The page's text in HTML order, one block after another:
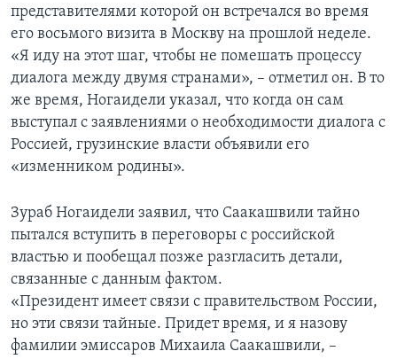
представителями которой он встречался во время
его восьмого визита в Москву на прошлой неделе.
«Я иду на этот шаг, чтобы не помешать процессу
диалога между двумя странами», – отметил он. В то
же время, Ногаидели указал, что когда он сам
выступал с заявлениями о необходимости диалога с
Россией, грузинские власти объявили его
«изменником родины».
Зураб Ногаидели заявил, что Саакашвили тайно
пытался вступить в переговоры с российской
властью и пообещал позже разгласить детали,
связанные с данным фактом.
«Президент имеет связи с правительством России,
но эти связи тайные. Придет время, и я назову
фамилии эмиссаров Михаила Саакашвили, –